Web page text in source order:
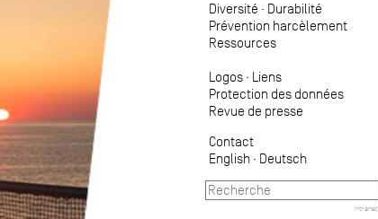
Diversité · Durabilité
Prévention harcèlement
Ressources
Logos · Liens
Protection des données
Revue de presse
Contact
English · Deutsch
Intranet